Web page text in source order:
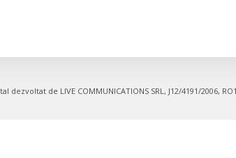
dezvoltat de LIVE COMMUNICATIONS SRL, J12/4191/2006,